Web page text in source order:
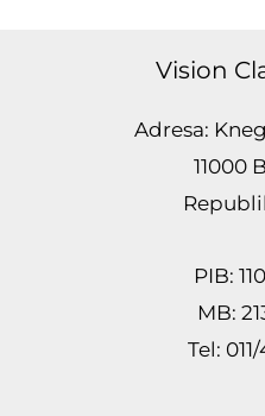
Vision
Adresa:
11000
PIB:
MB:
Tel: